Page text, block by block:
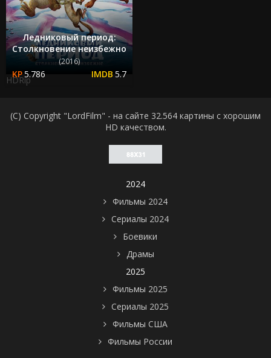
Ледниковый период:
Столкновение неизбежно
(2016)
5.786 5.7
HDRip
(C) Copyright "LordFilm" - на сайте 32.564 картины с хорошим
HD качеством.
2024
Фильмы 2024
Сериалы 2024
Боевики
Драмы
2025
Фильмы 2025
Сериалы 2025
Фильмы США
Фильмы России